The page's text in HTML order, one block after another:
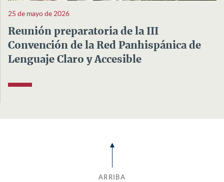
25 de mayo de 2026
Reunión preparatoria de la III
Convención de la Red Panhispánica de
Lenguaje Claro y Accesible
ARRIBA